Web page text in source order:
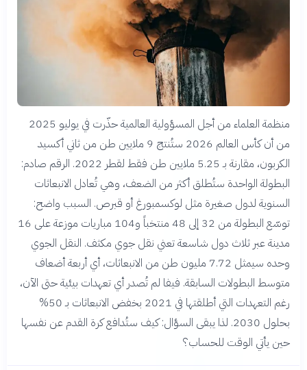
منظمة العلماء من أجل المسؤولية العالمية حذّرت في يوليو 2025
من أن كأس العالم 2026 ستُنتج 9 ملايين طن من ثاني أكسيد
الكربون، مقارنة بـ 5.25 ملايين طن فقط لقطر 2022. الرقم صادم:
البطولة الواحدة ستُطلق أكثر من الضعف، وهي تُعادل الانبعاثات
السنوية لدول صغيرة مثل لوكسمبورغ أو قبرص. السبب واضح:
توسّع البطولة من 32 إلى 48 منتخباً و104 مباريات موزعة على 16
مدينة عبر ثلاث دول شاسعة تعني نقل جوي مكثف. النقل الجوي
وحده سيمثل 7.72 مليون طن من الانبعاثات، أي أربعة أضعاف
متوسط البطولات السابقة. فيفا لم تُصدر أي تعهدات بيئية حتى الآن،
رغم التعهدات التي أطلقتها في 2021 بخفض الانبعاثات بـ 50%
بحلول 2030. لذا يبقى السؤال: كيف ستُدافع كرة القدم عن نفسها
حين يأتي الوقت للحساب؟